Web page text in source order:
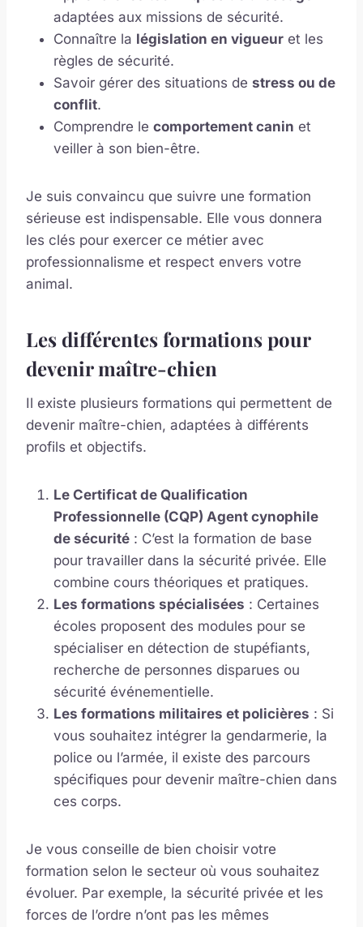
adaptées aux missions de sécurité.
Connaître la législation en vigueur et les
règles de sécurité.
Savoir gérer des situations de stress ou de
conflit.
Comprendre le comportement canin et
veiller à son bien-être.
Je suis convaincu que suivre une formation
sérieuse est indispensable. Elle vous donnera
les clés pour exercer ce métier avec
professionnalisme et respect envers votre
animal.
Les différentes formations pour
devenir maître-chien
Il existe plusieurs formations qui permettent de
devenir maître-chien, adaptées à différents
profils et objectifs.
Le Certificat de Qualification
Professionnelle (CQP) Agent cynophile
de sécurité : C’est la formation de base
pour travailler dans la sécurité privée. Elle
combine cours théoriques et pratiques.
Les formations spécialisées : Certaines
écoles proposent des modules pour se
spécialiser en détection de stupéfiants,
recherche de personnes disparues ou
sécurité événementielle.
Les formations militaires et policières : Si
vous souhaitez intégrer la gendarmerie, la
police ou l’armée, il existe des parcours
spécifiques pour devenir maître-chien dans
ces corps.
Je vous conseille de bien choisir votre
formation selon le secteur où vous souhaitez
évoluer. Par exemple, la sécurité privée et les
forces de l’ordre n’ont pas les mêmes